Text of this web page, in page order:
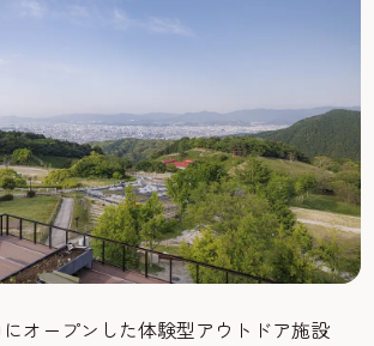
オープンした体験型アウトドア施設